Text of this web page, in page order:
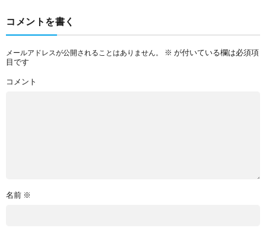
コメントを書く
メールアドレスが公開されることはありません。 ※ が付いている欄は必須項
目です
コメント
名前 ※